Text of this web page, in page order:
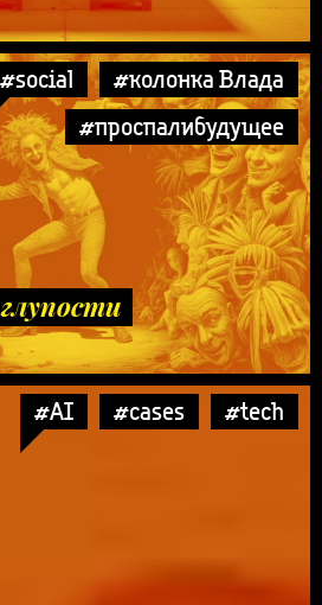
#social
#колонка Влада
#проспалибудущее
#AI #cases #tech